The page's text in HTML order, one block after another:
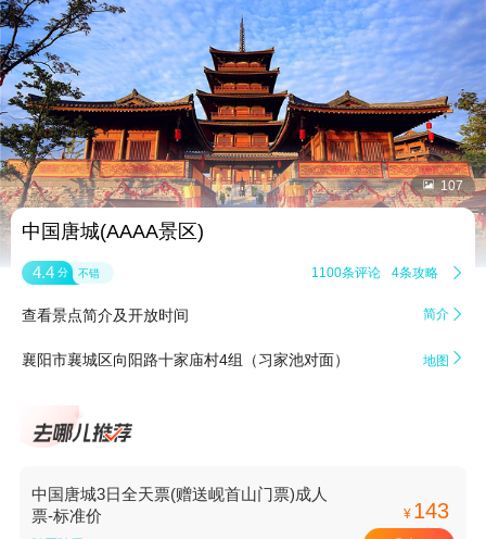
 107
中国唐城(AAAA景区)
4.4 分 不错 1100条评论 4条攻略 
查看景点简介及开放时间 简介 
襄阳市襄城区向阳路十家庙村4组（习家池对面） 地图 
中国唐城3日全天票(赠送岘首山门票)成人
票-标准价
¥ 143
